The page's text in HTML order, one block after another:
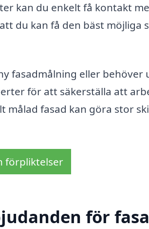
kan du enkelt få kontakt
du kan få den bäst möjliga
fasadmålning eller
för att säkerställa att
målad fasad kan göra stor
förpliktelser
för